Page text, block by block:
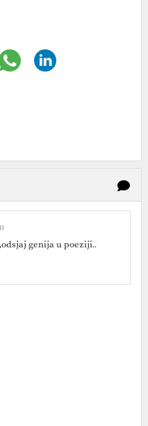
genija u poeziji..